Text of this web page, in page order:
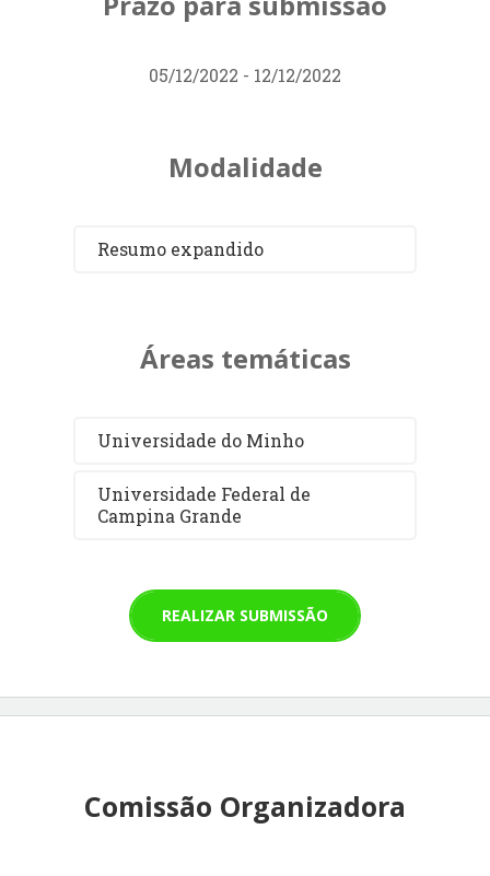
05/12/2022 - 12/12/2022
Modalidade
Resumo expandido
Áreas temáticas
Universidade do Minho
Universidade Federal de
Campina Grande
REALIZAR SUBMISSÃO
Comissão Organizadora